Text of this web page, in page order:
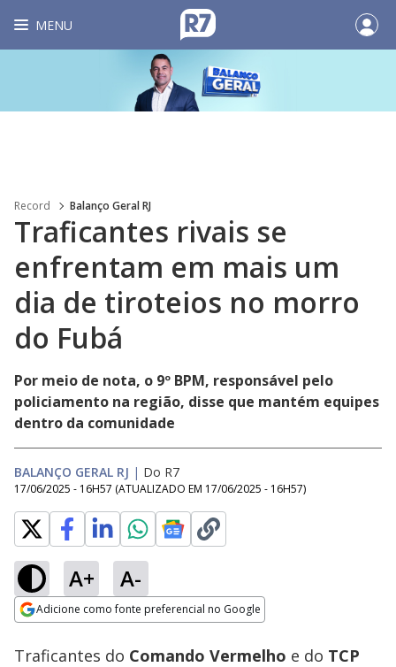
MENU
Record Balanço Geral RJ
Traficantes rivais se
enfrentam em mais um
dia de tiroteios no morro
do Fubá
Por meio de nota, o 9º BPM, responsável pelo
policiamento na região, disse que mantém equipes
dentro da comunidade
BALANÇO GERAL RJ | Do R7
17/06/2025 - 16H57 (ATUALIZADO EM 17/06/2025 - 16H57)
A+ A-
Adicione como fonte preferencial no Google
Ativar
Loaded:
49.53%
Traficantes do Comando Vermelho e do TCP